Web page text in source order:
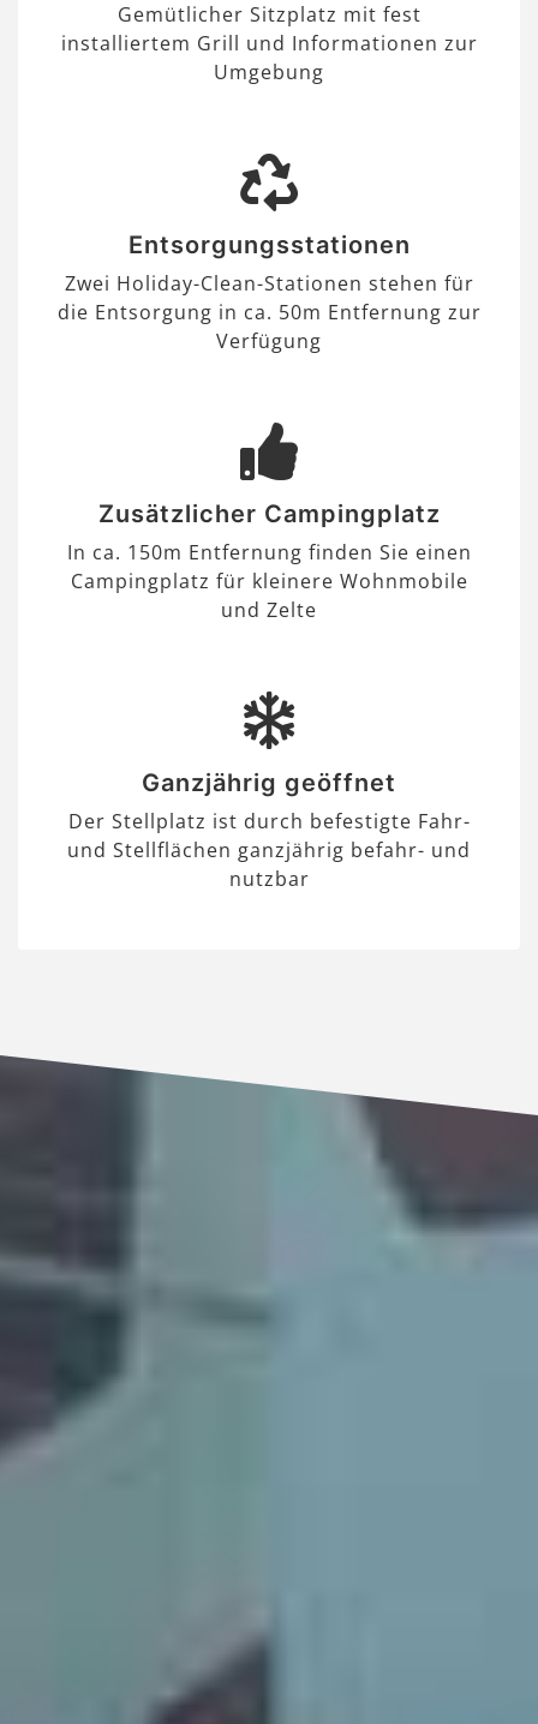
Gemütlicher Sitzplatz mit fest
installiertem Grill und Informationen zur
Umgebung
Entsorgungsstationen
Zwei Holiday-Clean-Stationen stehen für
die Entsorgung in ca. 50m Entfernung zur
Verfügung
Zusätzlicher Campingplatz
In ca. 150m Entfernung finden Sie einen
Campingplatz für kleinere Wohnmobile
und Zelte
Ganzjährig geöffnet
Der Stellplatz ist durch befestigte Fahr-
und Stellflächen ganzjährig befahr- und
nutzbar